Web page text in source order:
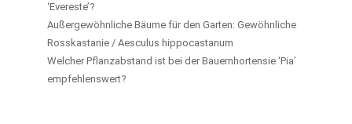
‘Evereste’?
Außergewöhnliche Bäume für den Garten: Gewöhnliche
Rosskastanie / Aesculus hippocastanum
Welcher Pflanzabstand ist bei der Bauernhortensie ‘Pia’
empfehlenswert?